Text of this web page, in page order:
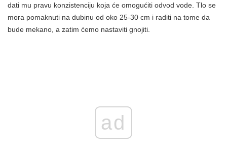
dati mu pravu konzistenciju koja će omogućiti odvod vode. Tlo se
mora pomaknuti na dubinu od oko 25-30 cm i raditi na tome da
bude mekano, a zatim ćemo nastaviti gnojiti.
ad